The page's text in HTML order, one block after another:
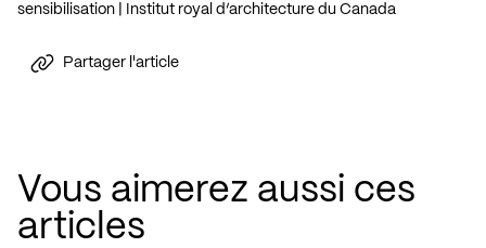
sensibilisation | Institut royal d’architecture du Canada
Partager l'article
Vous aimerez aussi ces
articles